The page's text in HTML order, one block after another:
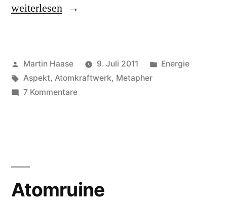
„Ausstieg“
weiterlesen
Veröffentlicht
von
Martin Haase 9. Juli 2011
Veröffentlicht
Energie
Schlagwörter:
Aspekt, Atomkraftwerk, Metapher
7 Kommentarezu
Atomruine